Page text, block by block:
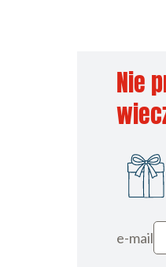
Nie
e-mail